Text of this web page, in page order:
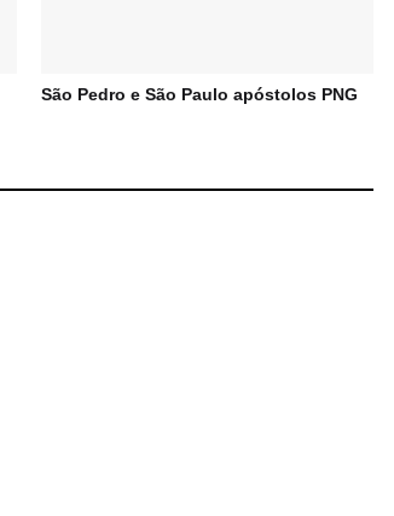
São Pedro e São Paulo apóstolos PNG